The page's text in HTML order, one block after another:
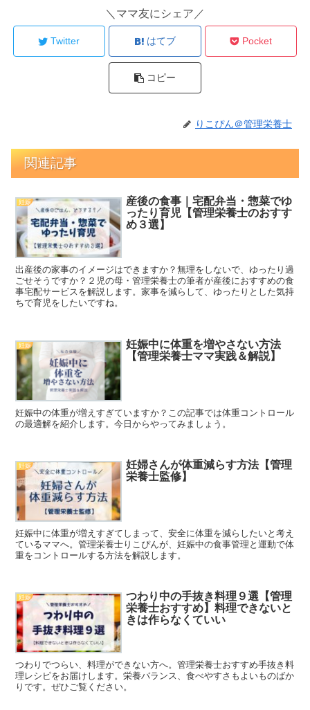
＼ママ友にシェア／
Twitter はてブ Pocket
コピー
りこぴん＠管理栄養士
関連記事
妊娠
産後の食事｜宅配弁当・惣菜でゆ
ったり育児【管理栄養士のおすす
め３選】
出産後の家事のイメージはできますか？無理をしないで、ゆったり過
ごせそうですか？２児の母・管理栄養士の筆者が産後におすすめの食
事宅配サービスを解説します。家事を減らして、ゆったりとした気持
ちで育児をしたいですね。
妊娠
妊娠中に体重を増やさない方法
【管理栄養士ママ実践＆解説】
妊娠中の体重が増えすぎていますか？この記事では体重コントロール
の最適解を紹介します。今日からやってみましょう。
妊娠
妊婦さんが体重減らす方法【管理
栄養士監修】
妊娠中に体重が増えすぎてしまって、安全に体重を減らしたいと考え
ているママへ。管理栄養士りこぴんが、妊娠中の食事管理と運動で体
重をコントロールする方法を解説します。
妊娠
つわり中の手抜き料理９選【管理
栄養士おすすめ】料理できないと
きは作らなくていい
つわりでつらい、料理ができない方へ。管理栄養士おすすめ手抜き料
理レシピをお届けします。栄養バランス、食べやすさもよいものばか
りです。ぜひご覧ください。